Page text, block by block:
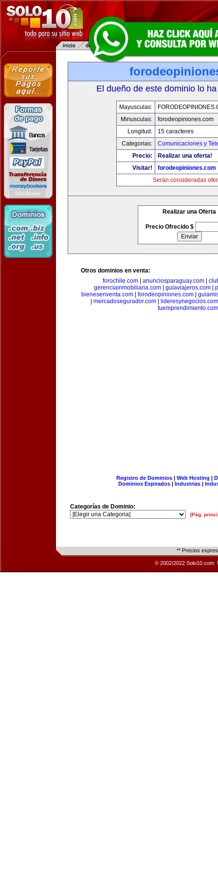
El dueño de este dominio lo
Mayusculas:
Minusculas:
forodeopiniones.com
Longitud:
15 caracteres
Categorias:
Comunicaciones y
Precio:
Realizar una oferta!
Visitar!
forodeopiniones.com
Serán consideradas
Realizar una Oferta
Precio Ofrecido $
Otros dominios en venta:
forochile.com| anunciosparaguay.com|
gerenciainmobiliaria.com
guiaviajeros.com
bienesenventa.com
forodeopiniones.com
mercadosegurador.com
lideresynegocios.com
tuemprendimiento.com
Registro de Dominios| Web Hosting |
Dominios Expirados | Industrias |
Categorías de Dominio:
[Pág.
** Precios
© 2002/2022 Solo10.com